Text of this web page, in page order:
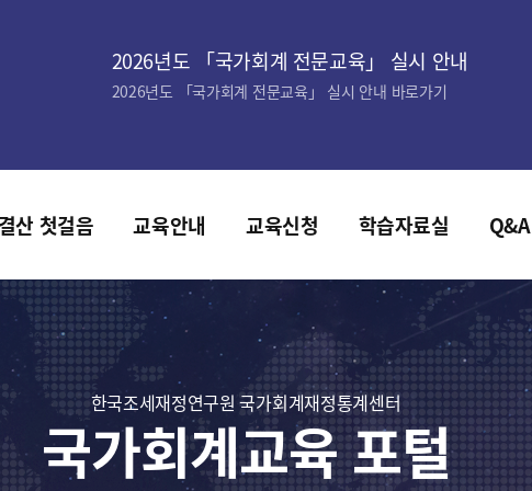
2026년도 「국가회계 전문교육」 실시 안내
2026년도 「국가회계 전문교육」 실시 안내 바로가기
산 첫걸음 교육안내 교육신청 학습자료실 Q&A
한국조세재정연구원 국가회계재정통계센터
국가회계교육 포털